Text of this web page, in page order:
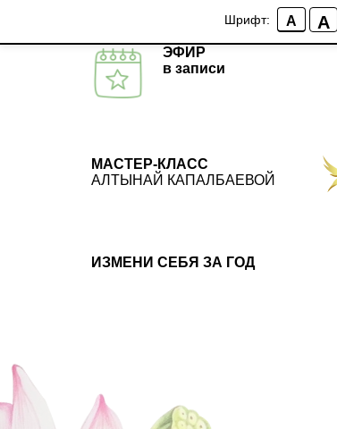
Шрифт: A A
МАСТЕР-КЛАСС
АЛТЫНАЙ КАПАЛБАЕВОЙ
ИЗМЕНИ СЕБЯ ЗА ГОД
ЭФИР
в записи